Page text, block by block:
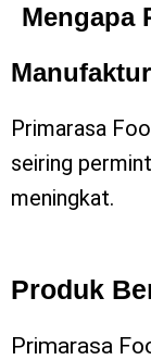
Mengapa
Primarasa
seiring
meningkat.
Produk
Primarasa